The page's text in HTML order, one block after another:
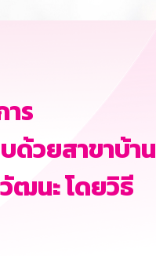
ร
ด้วยสาขาบ้าน
ฒนะ โดยวิธี